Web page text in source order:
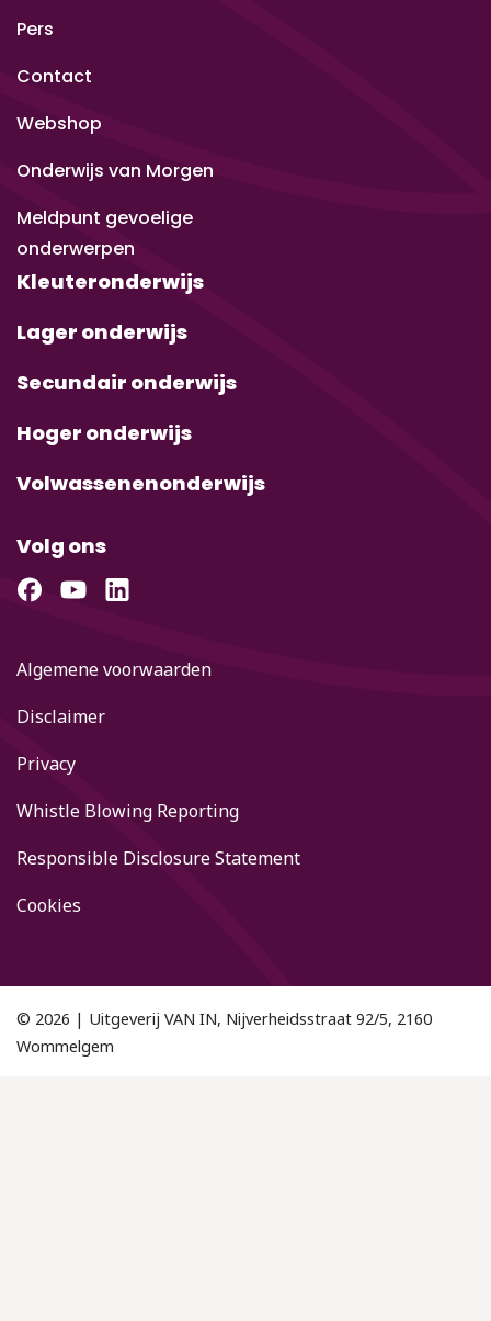
Pers
Contact
Webshop
Onderwijs van Morgen
Meldpunt gevoelige
onderwerpen
Kleuteronderwijs
Lager onderwijs
Secundair onderwijs
Hoger onderwijs
Volwassenenonderwijs
Volg ons
Algemene voorwaarden
Disclaimer
Privacy
Whistle Blowing Reporting
Responsible Disclosure Statement
Cookies
© 2026 | Uitgeverij VAN IN, Nijverheidsstraat 92/5, 2160
Wommelgem